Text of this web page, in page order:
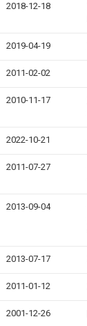
2018-12-18
2019-04-19
2011-02-02
2010-11-17
2022-10-21
2011-07-27
2013-09-04
2013-07-17
2011-01-12
2001-12-26